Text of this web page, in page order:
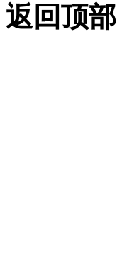
返回顶部